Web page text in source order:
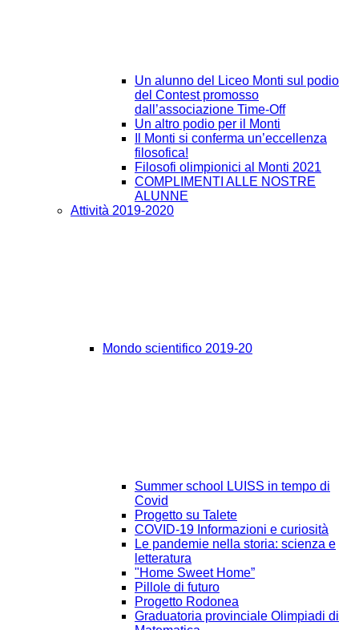
Un alunno del Liceo Monti sul podio
del Contest promosso
dall’associazione Time-Off
Un altro podio per il Monti
Il Monti si conferma un’eccellenza
filosofica!
Filosofi olimpionici al Monti 2021
COMPLIMENTI ALLE NOSTRE
ALUNNE
Attività 2019-2020
Mondo scientifico 2019-20
Summer school LUISS in tempo di
Covid
Progetto su Talete
COVID-19 Informazioni e curiosità
Le pandemie nella storia: scienza e
letteratura
"Home Sweet Home”
Pillole di futuro
Progetto Rodonea
Graduatoria provinciale Olimpiadi di